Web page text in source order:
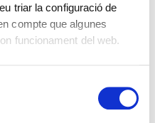
triar la configuració de
compte que algunes
funcionament del web.
romà.